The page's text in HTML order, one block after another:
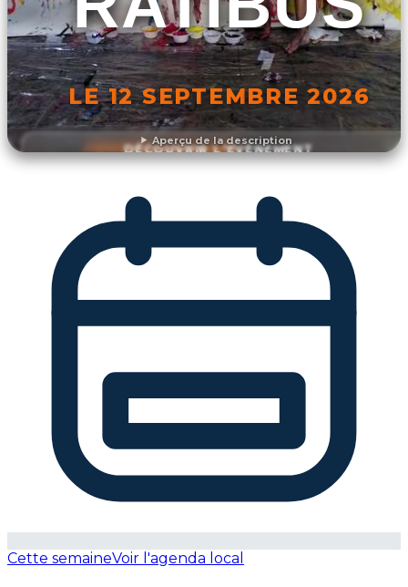
Aperçu de la description
LE 12 SEPTEMBRE 2026
DÉCOUVRIR L'ÉVÉNEMENT
Cette semaineVoir l'agenda local